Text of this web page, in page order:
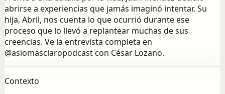
abrirse a experiencias que jamás imaginó intentar. Su
hija, Abril, nos cuenta lo que ocurrió durante ese
proceso que lo llevó a replantear muchas de sus
creencias. Ve la entrevista completa en
@asiomasclaropodcast con César Lozano.
Contexto